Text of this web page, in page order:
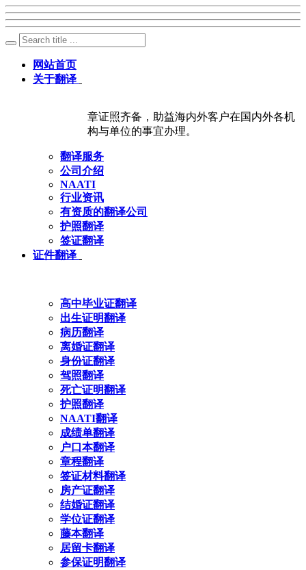
网站首页
关于翻译
章证照齐备，助益海内外客户在国内外各机
构与单位的事宜办理。
翻译服务
公司介绍
NAATI
行业资讯
有资质的翻译公司
护照翻译
签证翻译
证件翻译
高中毕业证翻译
出生证明翻译
病历翻译
离婚证翻译
身份证翻译
驾照翻译
死亡证明翻译
护照翻译
NAATI翻译
成绩单翻译
户口本翻译
章程翻译
签证材料翻译
房产证翻译
结婚证翻译
学位证翻译
藤本翻译
居留卡翻译
参保证明翻译